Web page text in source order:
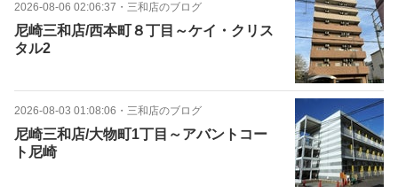
2026-08-06 02:06:37 ・ 三和店のブログ
尼崎三和店/西本町８丁目～ケイ・クリス
タル2
2026-08-03 01:08:06 ・ 三和店のブログ
尼崎三和店/大物町1丁目～アバントコー
ト尼崎